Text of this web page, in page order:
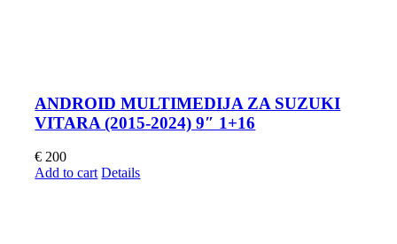
ANDROID MULTIMEDIJA ZA SUZUKI
VITARA (2015-2024) 9″ 1+16
€ 200
Add to cart Details